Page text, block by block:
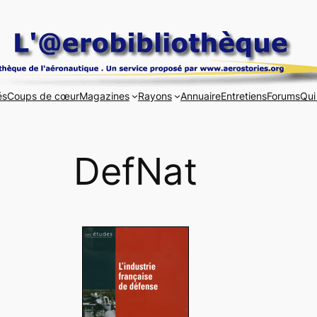
Coups de cœurMagazines Rayons AnnuaireEntretiensForums
DefNat